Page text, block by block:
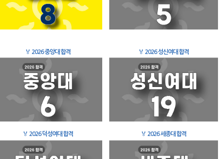
🏅 2026 중앙대 합격 🏅 2026 성신여대 합격
🏅 2026 덕성여대 합격 🏅 2026 세종대 합격